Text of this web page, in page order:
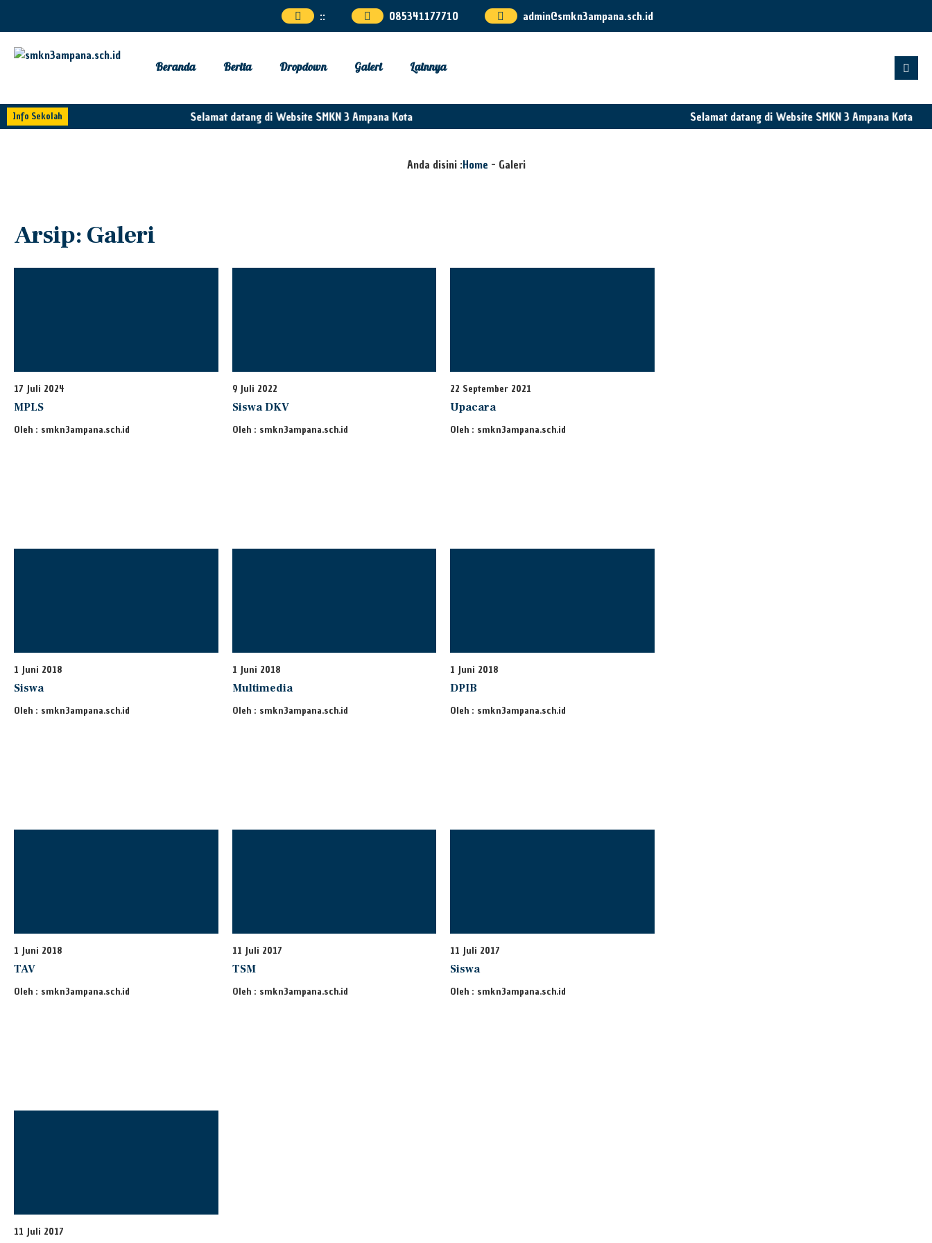
:: 085341177710 admin@smkn3ampana.sch.id
Beranda Berita Dropdown Galeri Lainnya
Info Sekolah Selamat datang di Website SMKN 3 Ampana Kota
Selamat datang di Website SMKN 3 Ampana Kota
Anda disini :Home - Galeri
Arsip:Galeri
17 Juli 2024
MPLS
Oleh : smkn3ampana.sch.id
9 Juli 2022
Siswa DKV
Oleh : smkn3ampana.sch.id
22 September 2021
Upacara
Oleh : smkn3ampana.sch.id
1 Juni 2018
Siswa
Oleh : smkn3ampana.sch.id
1 Juni 2018
Multimedia
Oleh : smkn3ampana.sch.id
1 Juni 2018
DPIB
Oleh : smkn3ampana.sch.id
1 Juni 2018
TAV
Oleh : smkn3ampana.sch.id
11 Juli 2017
TSM
Oleh : smkn3ampana.sch.id
11 Juli 2017
Siswa
Oleh : smkn3ampana.sch.id
11 Juli 2017